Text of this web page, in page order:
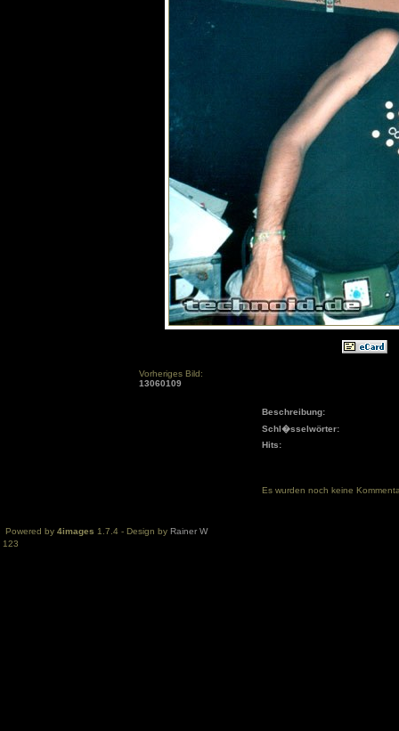
Vorheriges Bild:
13060109
Beschreibung:
Schl�sselwörter:
Hits:
Es wurden noch keine
Powered by 4images 1.7.4 - Design by Rainer W
123